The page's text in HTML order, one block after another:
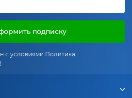
подписку
с условиями Политика